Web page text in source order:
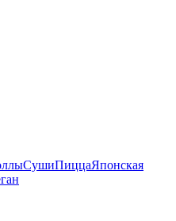
СушиПиццаЯпонская